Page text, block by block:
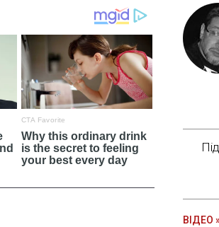
ВІДЕО